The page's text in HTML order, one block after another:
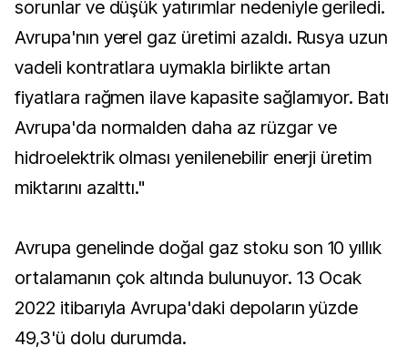
sorunlar ve düşük yatırımlar nedeniyle geriledi.
Avrupa'nın yerel gaz üretimi azaldı. Rusya uzun
vadeli kontratlara uymakla birlikte artan
fiyatlara rağmen ilave kapasite sağlamıyor. Batı
Avrupa'da normalden daha az rüzgar ve
hidroelektrik olması yenilenebilir enerji üretim
miktarını azalttı."
Avrupa genelinde doğal gaz stoku son 10 yıllık
ortalamanın çok altında bulunuyor. 13 Ocak
2022 itibarıyla Avrupa'daki depoların yüzde
49,3'ü dolu durumda.